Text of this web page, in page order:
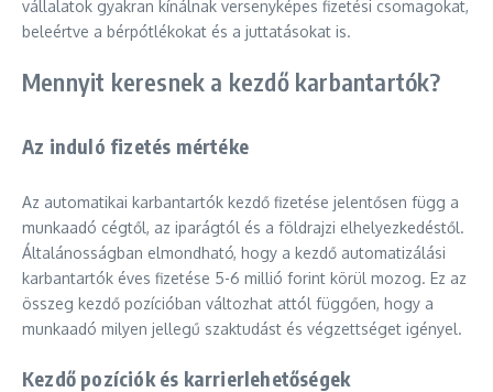
vállalatok gyakran kínálnak versenyképes fizetési csomagokat,
beleértve a bérpótlékokat és a juttatásokat is.
Mennyit keresnek a kezdő karbantartók?
Az induló fizetés mértéke
Az automatikai karbantartók kezdő fizetése jelentősen függ a
munkaadó cégtől, az iparágtól és a földrajzi elhelyezkedéstől.
Általánosságban elmondható, hogy a kezdő automatizálási
karbantartók éves fizetése 5-6 millió forint körül mozog. Ez az
összeg kezdő pozícióban változhat attól függően, hogy a
munkaadó milyen jellegű szaktudást és végzettséget igényel.
Kezdő pozíciók és karrierlehetőségek